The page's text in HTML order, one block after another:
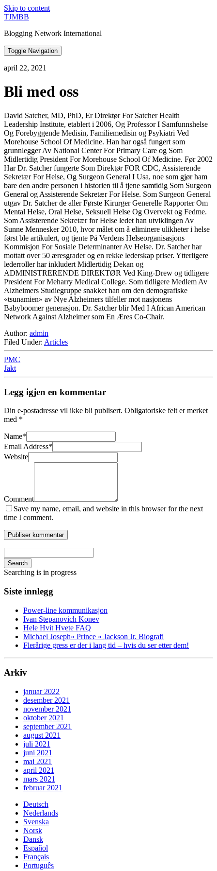
Skip to content
TJMBB
Blogging Network International
Toggle Navigation
april 22, 2021
Bli med oss
David Satcher, MD, PhD, Er Direktør For Satcher Health
Leadership Institute, etablert i 2006, Og Professor I Samfunnshelse
Og Forebyggende Medisin, Familiemedisin og Psykiatri Ved
Morehouse School Of Medicine. Han har også fungert som
grunnlegger Av National Center For Primary Care og Som
Midlertidig President For Morehouse School Of Medicine. Før 2002
Har Dr. Satcher fungerte Som Direktør FOR CDC, Assisterende
Sekretær For Helse, Og Surgeon General I Usa, noe som gjør ham
bare den andre personen i historien til å tjene samtidig Som Surgeon
General og Assisterende Sekretær For Helse. Som Surgeon General
utgav Dr. Satcher de aller Første Kirurger Generelle Rapporter Om
Mental Helse, Oral Helse, Seksuell Helse Og Overvekt og Fedme.
Som Assisterende Sekretær for Helse ledet han utviklingen Av
Sunne Mennesker 2010, hvor målet om å eliminere ulikheter i helse
først ble artikulert, og tjente På Verdens Helseorganisasjons
Kommisjon For Sosiale Determinanter Av Helse. Dr. Satcher har
mottatt over 50 æresgrader og en rekke lederskap priser. Ytterligere
lederroller har inkludert Midlertidig Dekan og
ADMINISTRERENDE DIREKTØR Ved King-Drew og tidligere
President For Meharry Medical College. Som tidligere Medlem Av
Alzheimers Studiegruppe snakket han om den demografiske
«tsunamien» av Nye Alzheimers tilfeller mot nasjonens
Babyboomer generasjon. Dr. Satcher blir Med I African American
Network Against Alzheimer som En Æres Co-Chair.
Author: admin
Filed Under: Articles
PMC
Jakt
Legg igjen en kommentar
Din e-postadresse vil ikke bli publisert. Obligatoriske felt er merket
med *
Name*
Email Address*
Website
Comment
Save my name, email, and website in this browser for the next
time I comment.
Search
Searching is in progress
Siste innlegg
Power-line kommunikasjon
Ivan Stepanovich Konev
Hele Hvit Hvete FAQ
Michael Joseph» Prince » Jackson Jr. Biografi
Flerårige gress er der i lang tid – hvis du ser etter dem!
Arkiv
januar 2022
desember 2021
november 2021
oktober 2021
september 2021
august 2021
juli 2021
juni 2021
mai 2021
april 2021
mars 2021
februar 2021
Deutsch
Nederlands
Svenska
Norsk
Dansk
Español
Français
Português